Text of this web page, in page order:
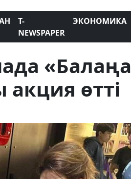
T-
NEWSPAPER
ЭКОНОМИКА
«Балаңа
өтті